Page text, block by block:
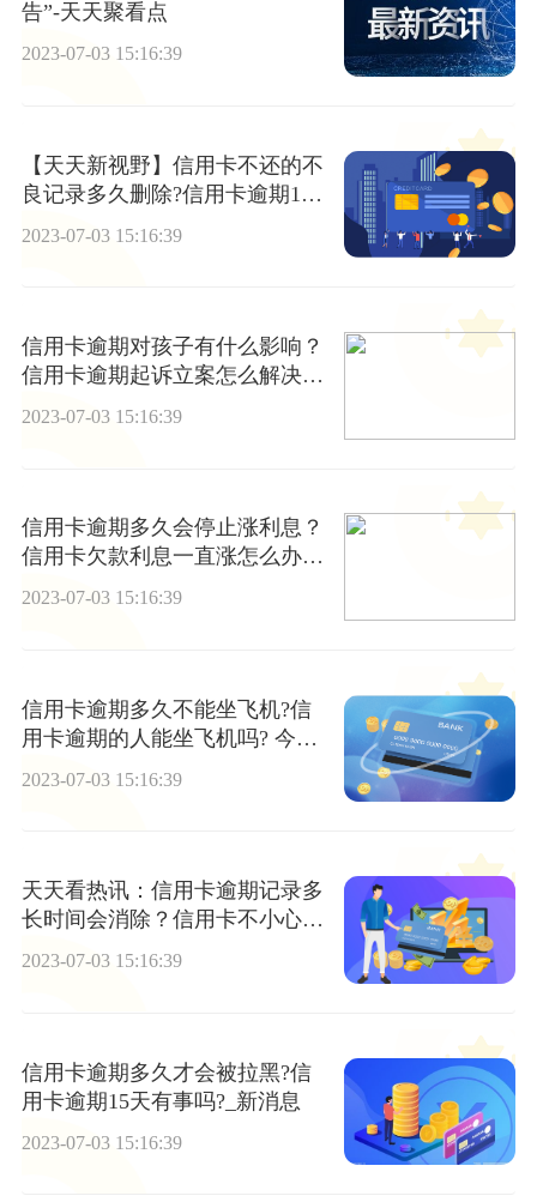
告”-天天聚看点
2023-07-03 15:16:39
【天天新视野】信用卡不还的不
良记录多久删除?信用卡逾期15
2023-07-03 15:16:39
信用卡逾期对孩子有什么影响？
信用卡逾期起诉立案怎么解决？-
焦点
2023-07-03 15:16:39
信用卡逾期多久会停止涨利息？
信用卡欠款利息一直涨怎么办？
天天讯息
2023-07-03 15:16:39
信用卡逾期多久不能坐飞机?信
用卡逾期的人能坐飞机吗? 今日
2023-07-03 15:16:39
天天看热讯：信用卡逾期记录多
长时间会消除？信用卡不小心逾
期一次怎么办?
2023-07-03 15:16:39
信用卡逾期多久才会被拉黑?信
用卡逾期15天有事吗?_新消息
2023-07-03 15:16:39